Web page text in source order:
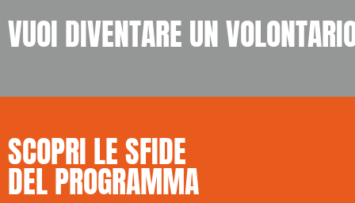
VUOI DIVENTARE UN
SCOPRI LE SFIDE ​
DEL PROGRAMMA